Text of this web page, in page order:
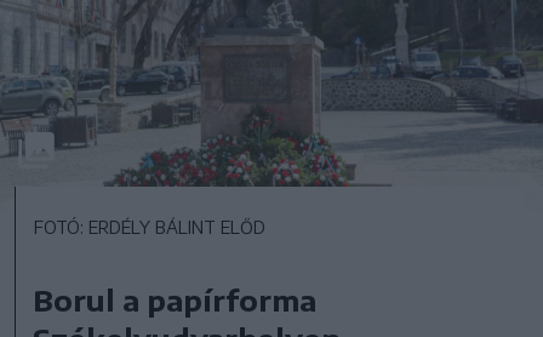
FOTÓ: ERDÉLY BÁLINT ELŐD
Borul a papírforma